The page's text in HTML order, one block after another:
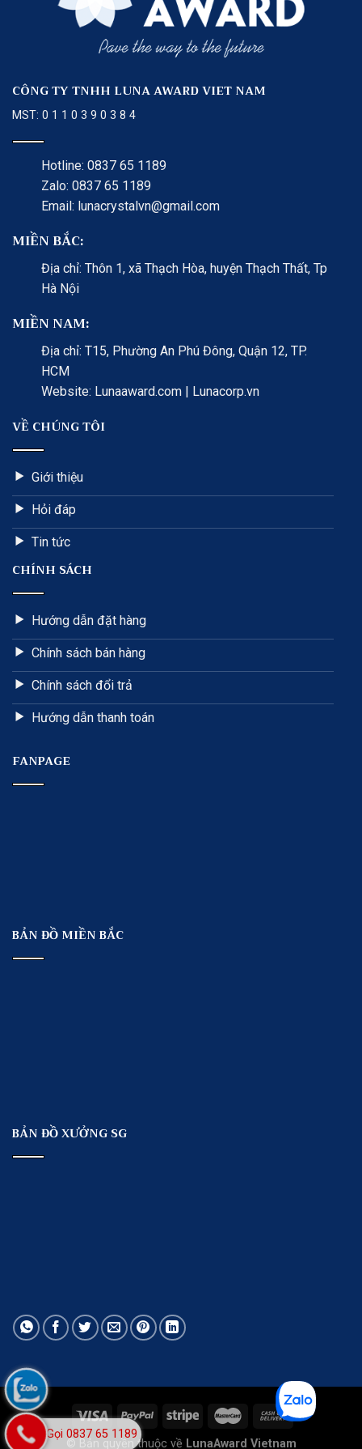
CÔNG TY TNHH LUNA AWARD VIET NAM
MST: 0 1 1 0 3 9 0 3 8 4
Hotline: 0837 65 1189
Zalo: 0837 65 1189
Email: lunacrystalvn@gmail.com
MIỀN BẮC:
Địa chỉ: Thôn 1, xã Thạch Hòa, huyện Thạch Thất, Tp
Hà Nội
MIỀN NAM:
Địa chỉ: T15, Phường An Phú Đông, Quận 12, TP.
HCM
Website: Lunaaward.com | Lunacorp.vn
VỀ CHÚNG TÔI
Giới thiệu
Hỏi đáp
Tin tức
CHÍNH SÁCH
Hướng dẫn đặt hàng
Chính sách bán hàng
Chính sách đổi trả
Hướng dẫn thanh toán
FANPAGE
BẢN ĐỒ MIỀN BẮC
BẢN ĐỒ XƯỞNG SG
Gọi 0837 65 1189
© Bản quyền thuộc về LunaAward Vietnam